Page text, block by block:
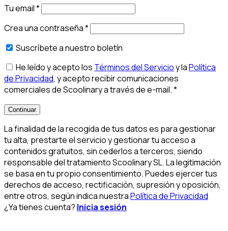
Tu email*
Crea una contraseña*
Suscríbete a nuestro boletín
He leído y acepto los Términos del Servicioy laPolítica
de Privacidad, y acepto recibir comunicaciones
comerciales de Scoolinary a través de e-mail.*
Continuar
La finalidad de la recogida de tus datos es para gestionar
tu alta, prestarte el servicio y gestionar tu acceso a
contenidos gratuitos, sin cederlos a terceros, siendo
responsable del tratamiento Scoolinary SL. La legitimación
se basa en tu propio consentimiento. Puedes ejercer tus
derechos de acceso, rectificación, supresión y oposición,
entre otros, según indica nuestraPolítica de Privacidad
¿Ya tienes cuenta? Inicia sesión